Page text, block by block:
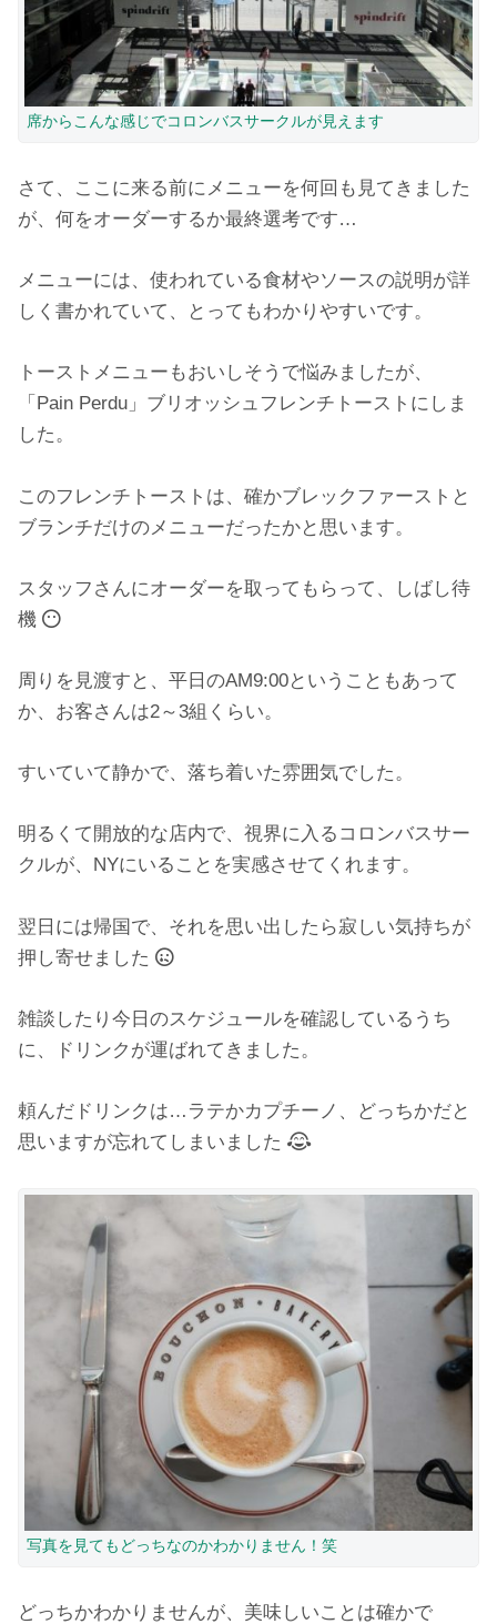
席からこんな感じでコロンバスサークルが見えます
さて、ここに来る前にメニューを何回も見てきました
が、何をオーダーするか最終選考です…
メニューには、使われている食材やソースの説明が詳
しく書かれていて、とってもわかりやすいです。
トーストメニューもおいしそうで悩みましたが、
「Pain Perdu」ブリオッシュフレンチトーストにしま
した。
このフレンチトーストは、確かブレックファーストと
ブランチだけのメニューだったかと思います。
スタッフさんにオーダーを取ってもらって、しばし待
機
周りを見渡すと、平日のAM9:00ということもあって
か、お客さんは2～3組くらい。
すいていて静かで、落ち着いた雰囲気でした。
明るくて開放的な店内で、視界に入るコロンバスサー
クルが、NYにいることを実感させてくれます。
翌日には帰国で、それを思い出したら寂しい気持ちが
押し寄せました
雑談したり今日のスケジュールを確認しているうち
に、ドリンクが運ばれてきました。
頼んだドリンクは…ラテかカプチーノ、どっちかだと
思いますが忘れてしまいました
写真を見てもどっちなのかわかりません！笑
どっちかわかりませんが、美味しいことは確かで